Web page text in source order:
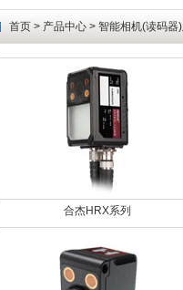
首页 > 产品中心 > 智能相机(读码器
合杰HRX系列